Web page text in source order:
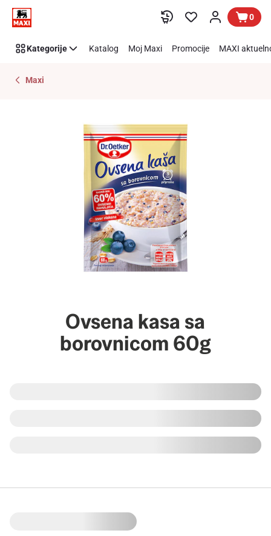
Preskoči link 0
Kategorije Katalog Moj Maxi Promocije MAXI
Maxi
Ovsena kasa sa
borovnicom 60g